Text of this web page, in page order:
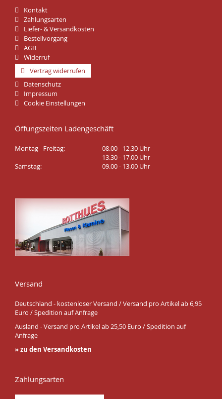
Kontakt
Zahlungsarten
Liefer- & Versandkosten
Bestellvorgang
AGB
Widerruf
Vertrag widerrufen
Datenschutz
Impressum
Cookie Einstellungen
Öffungszeiten Ladengeschäft
Montag - Freitag:
08.00 - 12.30 Uhr
13.30 - 17.00 Uhr
Samstag:
09.00 - 13.00 Uhr
Versand
Deutschland - kostenloser Versand / Versand pro Artikel ab 6,95
Euro / Spedition auf Anfrage
Ausland - Versand pro Artikel ab 25,50 Euro / Spedition auf
Anfrage
» zu den Versandkosten
Zahlungsarten